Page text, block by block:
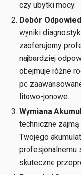
czy ubytki mocy.
Dobór
wyniki
zaoferujemy
najbardziej
obejmuje różne
po
litowo-jonowe.
Wymiana
techniczne
Twojego
profesjonalnemu
skuteczne